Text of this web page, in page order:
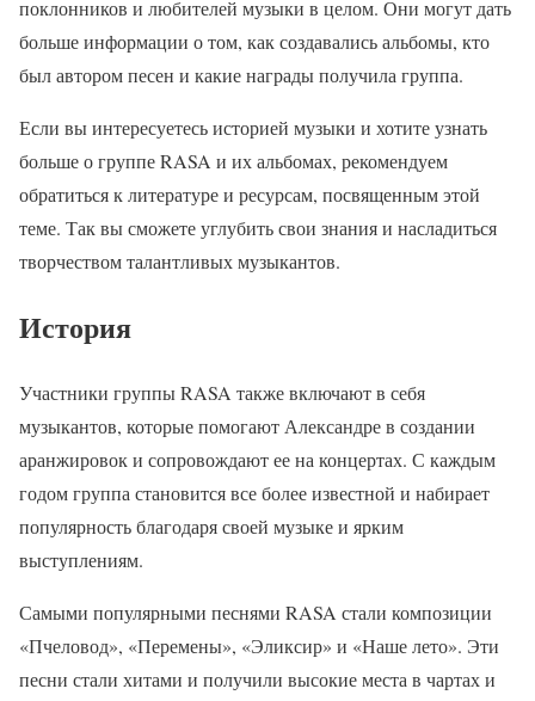
поклонников и любителей музыки в целом. Они могут дать
больше информации о том, как создавались альбомы, кто
был автором песен и какие награды получила группа.
Если вы интересуетесь историей музыки и хотите узнать
больше о группе RASA и их альбомах, рекомендуем
обратиться к литературе и ресурсам, посвященным этой
теме. Так вы сможете углубить свои знания и насладиться
творчеством талантливых музыкантов.
История
Участники группы RASA также включают в себя
музыкантов, которые помогают Александре в создании
аранжировок и сопровождают ее на концертах. С каждым
годом группа становится все более известной и набирает
популярность благодаря своей музыке и ярким
выступлениям.
Самыми популярными песнями RASA стали композиции
«Пчеловод», «Перемены», «Эликсир» и «Наше лето». Эти
песни стали хитами и получили высокие места в чартах и